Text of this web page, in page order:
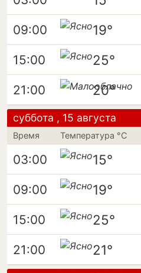
09:00 19°
15:00 25°
21:00 20°
суббота , 15 августа
Время Температура °C
03:00 15°
09:00 19°
15:00 25°
21:00 21°